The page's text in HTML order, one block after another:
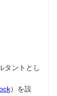
タントとし
）を設